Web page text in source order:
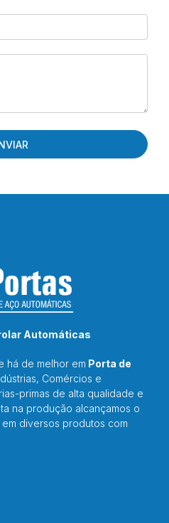
Automáticas
há de melhor em Porta de
Comércios e
primas de alta qualidade e
na produção alcançamos o
diversos produtos com